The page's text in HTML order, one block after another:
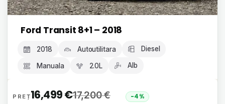
Ford Transit 8+1 – 2018
2018 Autoutilitara Diesel
Manuala 2.0L Alb
17,200€
16,499€ -4%